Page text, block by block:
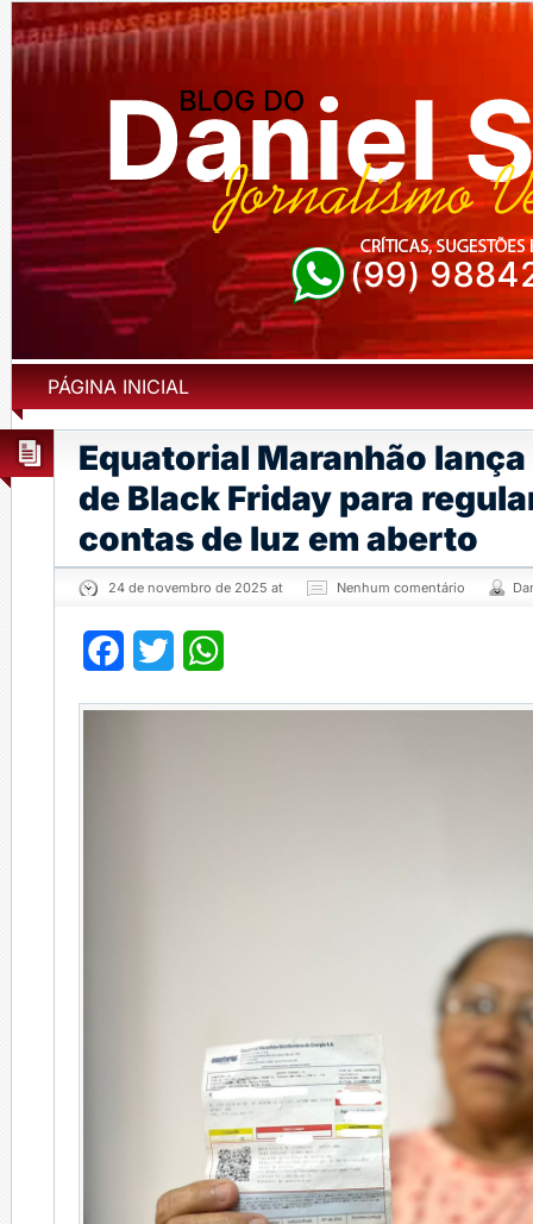
PÁGINA INICIAL
Equatorial Maranhão
de Black Friday para
contas de luz em aberto
24 de novembro de 2025 at Nenhum comentário
Facebook
Twitter